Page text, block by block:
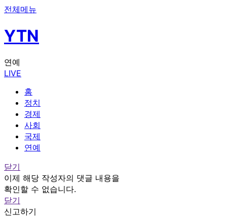
전체메뉴
YTN
연예
LIVE
홈
정치
경제
사회
국제
연예
닫기
이제 해당 작성자의 댓글 내용을
확인할 수 없습니다.
닫기
신고하기